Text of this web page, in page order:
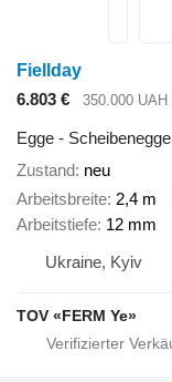
Fiellday
6.803 €
350.000 UAH
Egge - Scheibenegge
Zustand neu
Arbeitsbreite 2,4 m
Arbeitstiefe 12 mm
Ukraine, Kyiv
TOV «FERM Ye»